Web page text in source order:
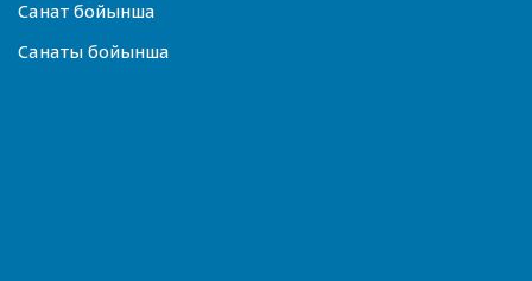
Санат бойынша
Санаты бойынша